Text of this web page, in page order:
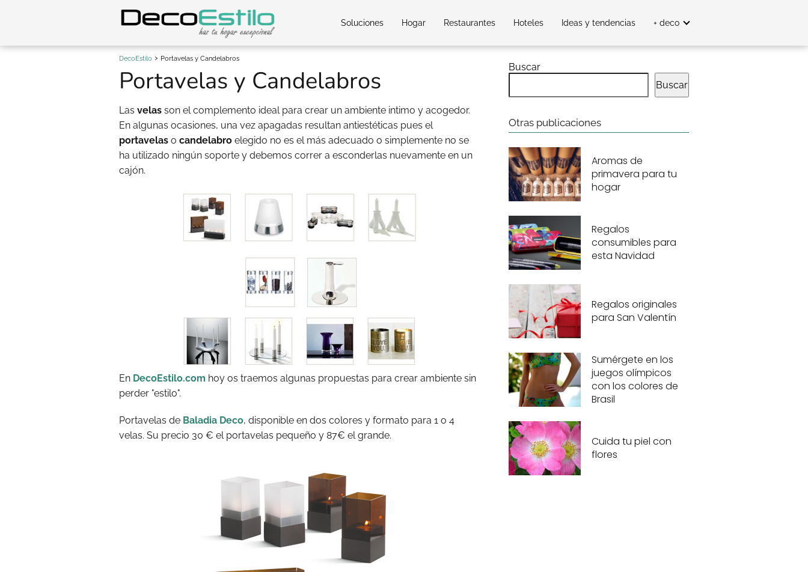
Soluciones Hogar Restaurantes Hoteles Ideas y tendencias + deco
DecoEstilo Portavelas y Candelabros
Portavelas y Candelabros
Las velas son el complemento ideal para crear un ambiente intimo y acogedor.
En algunas ocasiones, una vez apagadas resultan antiestéticas pues el
portavelas o candelabro elegido no es el más adecuado o simplemente no se
ha utilizado ningún soporte y debemos correr a esconderlas nuevamente en un
cajón.
En DecoEstilo.com hoy os traemos algunas propuestas para crear ambiente sin
perder "estilo".
Portavelas de Baladia Deco, disponible en dos colores y formato para 1 o 4
velas. Su precio 30 € el portavelas pequeño y 87€ el grande.
Buscar
Buscar
Otras publicaciones
Aromas de
primavera para tu
hogar
Regalos
consumibles para
esta Navidad
Regalos originales
para San Valentín
Sumérgete en los
juegos olímpicos
con los colores de
Brasil
Cuida tu piel con
flores